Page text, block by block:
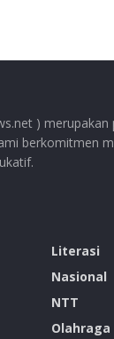
)
berkomitmen
Literasi
Nasional
NTT
Olahraga